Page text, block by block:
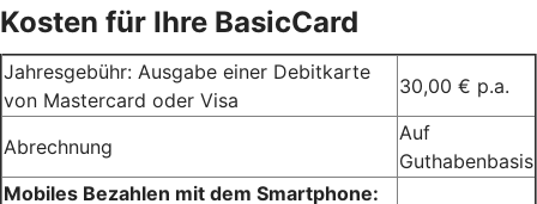
Kosten für Ihre BasicCard
Jahresgebühr: Ausgabe einer Debitkarte
von Mastercard oder Visa
30,00 € p.a.
Abrechnung
Auf
Guthabenbasis
Mobiles Bezahlen mit dem Smartphone: